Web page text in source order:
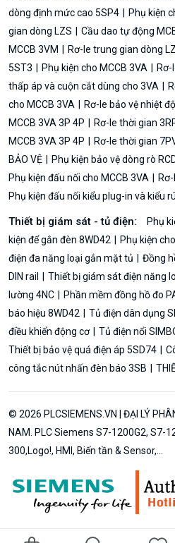
dòng định mức cao 5SP4
Phụ kiện
gian dòng LZS
Cầu dao tự động
MCCB 3VM
Rơ-le trung gian dòng
5ST3
Phụ kiện cho MCCB 3VA
thấp áp và cuộn cắt dùng cho 3VA
cho MCCB 3VA
Rơ-le bảo vệ nhiệt
MCCB 3VA 3P 4P
Rơ-le thời gian
MCCB 3VA 3P 4P
Rơ-le thời gian
BẢO VỆ
Phụ kiện bảo vệ dòng rò
Phụ kiện đấu nối cho MCCB 3VA
Phụ kiện đấu nối kiểu plug-in và kiểu
Thiết bị giám sát - tủ điện: Phụ
kiện để gắn đèn 8WD42
Phụ kiện
điện đa năng loại gắn mặt tủ
Đồng
DIN rail
Thiết bị giám sát điện năng
lường 4NC
Phần mềm đồng hồ đo
báo hiệu 8WD42
Tủ điện dân dụng
điều khiển động cơ
Tủ điện nổi
Thiết bị bảo vệ quá điện áp 5SD74
công tắc nút nhấn đèn báo 3SB
© 2026 PLCSIEMENS.VN | ĐẠI LÝ
NAM. PLC Siemens S7-1200G2, S7-
300,Logo!, HMI, Biến tần & Sensor,...